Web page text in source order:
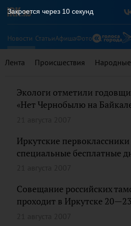
Новости СтатьиАфишаФото
Лента Происшествия Народные
Экологи отметили
«Нет Чернобылю на
Иркутские
специальные бесплатные
Совещание российских
проходит в Иркутске 20—23
Закроется через 10 секунд